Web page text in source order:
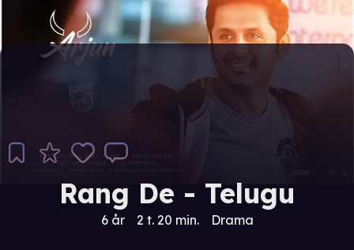
Rang De - Telugu
6 år 2 t. 20 min. Drama